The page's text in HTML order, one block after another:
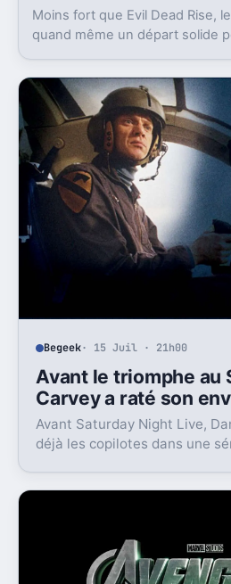
Moins fort que Evil Dead Rise,
quand même un départ solide
Begeek· 15 Juil · 21h00
Avant le triomphe au
Carvey a raté son
Avant Saturday Night Live,
déjà les copilotes dans une